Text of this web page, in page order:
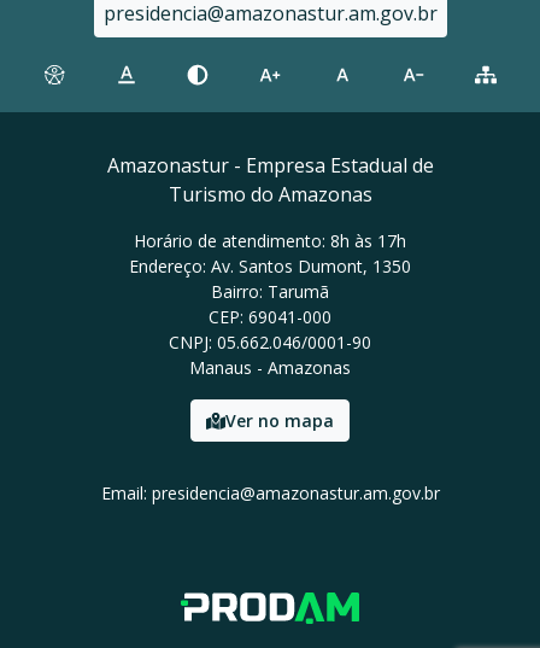
presidencia@amazonastur.am.gov.br
Amazonastur - Empresa Estadual de
Turismo do Amazonas
Horário de atendimento: 8h às 17h
Endereço: Av. Santos Dumont, 1350
Bairro: Tarumã
CEP: 69041-000
CNPJ: 05.662.046/0001-90
Manaus - Amazonas
Ver no mapa
Email: presidencia@amazonastur.am.gov.br